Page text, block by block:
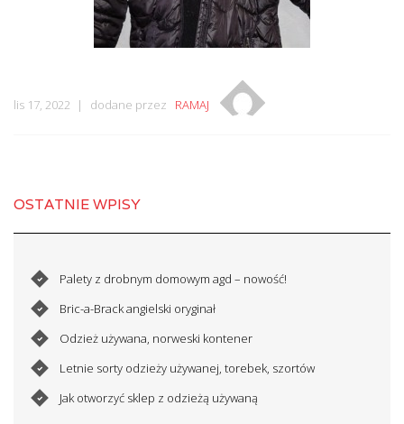
lis 17, 2022 dodane przez RAMAJ
OSTATNIE WPISY
Palety z drobnym domowym agd – nowość!
Bric-a-Brack angielski oryginał
Odzież używana, norweski kontener
Letnie sorty odzieży używanej, torebek, szortów
Jak otworzyć sklep z odzieżą używaną